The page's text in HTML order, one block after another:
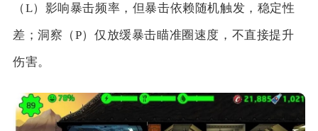
（L）影响暴击频率，但暴击依赖随机触发，稳定性
差；洞察（P）仅放缓暴击瞄准圈速度，不直接提升
伤害。